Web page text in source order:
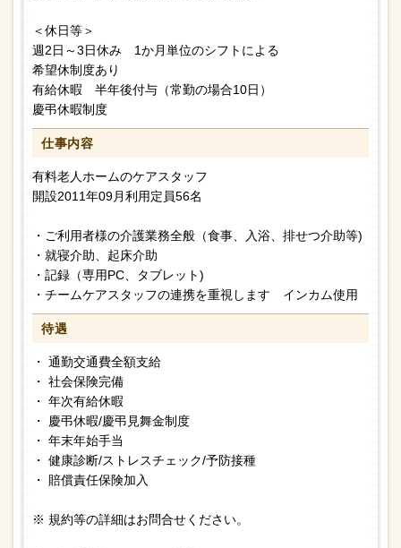
＜休日等＞
週2日～3日休み 1か月単位のシフトによる
希望休制度あり
有給休暇 半年後付与（常勤の場合10日）
慶弔休暇制度
仕事内容
有料老人ホームのケアスタッフ
開設2011年09月利用定員56名
・ご利用者様の介護業務全般（食事、入浴、排せつ介助等)
・就寝介助、起床介助
・記録（専用PC、タブレット)
・チームケアスタッフの連携を重視します インカム使用
待遇
・ 通勤交通費全額支給
・ 社会保険完備
・ 年次有給休暇
・ 慶弔休暇/慶弔見舞金制度
・ 年末年始手当
・ 健康診断/ストレスチェック/予防接種
・ 賠償責任保険加入
※ 規約等の詳細はお問合せください。